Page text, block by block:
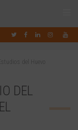
del Huevo
DEL